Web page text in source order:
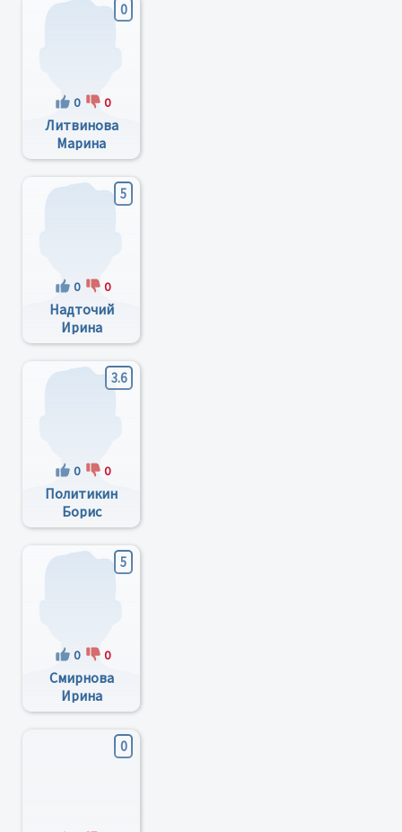
0
0 0
Литвинова
Марина
Борисовна
5
0 0
Надточий
Ирина
Игоревна
3.6
0 0
Политикин
Борис
Михайлович
5
0 0
Смирнова
Ирина
Николаевна
0